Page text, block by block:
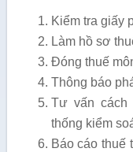
Kiểm tra giấy
Làm hồ sơ
Đóng thuế
Thông báo
Tư vấn
thống kiểm
Báo cáo thuế